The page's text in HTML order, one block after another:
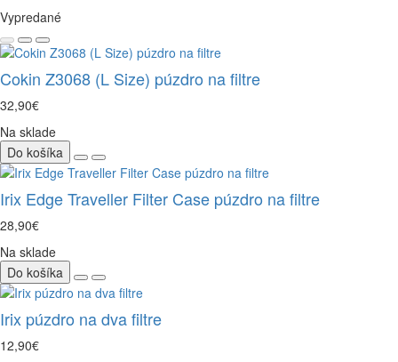
Vypredané
Cokin Z3068 (L Size) púzdro na filtre
32,90€
Na sklade
Do košíka
Irix Edge Traveller Filter Case púzdro na filtre
28,90€
Na sklade
Do košíka
Irix púzdro na dva filtre
12,90€